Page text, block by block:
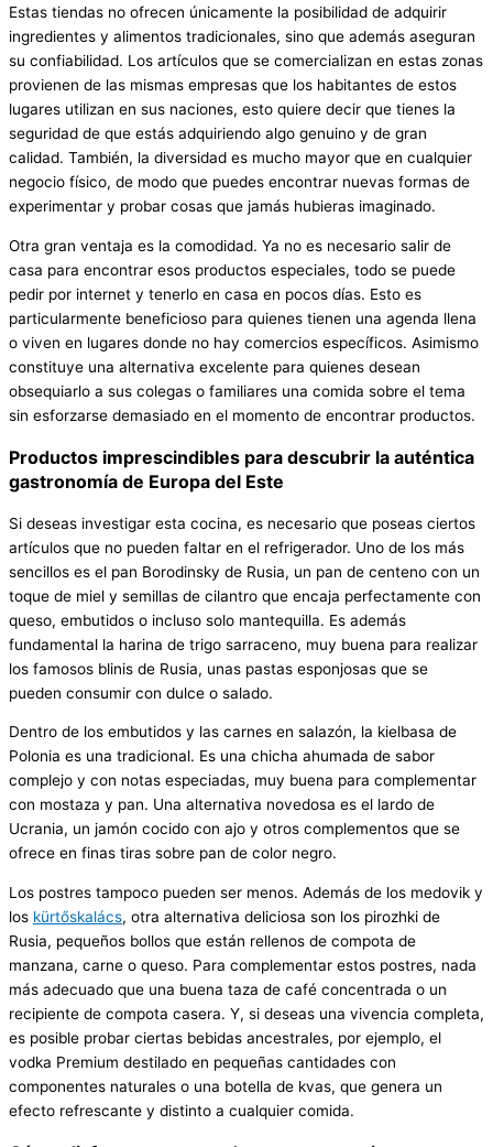
Estas tiendas no ofrecen únicamente la posibilidad de adquirir
ingredientes y alimentos tradicionales, sino que además aseguran
su confiabilidad. Los artículos que se comercializan en estas zonas
provienen de las mismas empresas que los habitantes de estos
lugares utilizan en sus naciones, esto quiere decir que tienes la
seguridad de que estás adquiriendo algo genuino y de gran
calidad. También, la diversidad es mucho mayor que en cualquier
negocio físico, de modo que puedes encontrar nuevas formas de
experimentar y probar cosas que jamás hubieras imaginado.
Otra gran ventaja es la comodidad. Ya no es necesario salir de
casa para encontrar esos productos especiales, todo se puede
pedir por internet y tenerlo en casa en pocos días. Esto es
particularmente beneficioso para quienes tienen una agenda llena
o viven en lugares donde no hay comercios específicos. Asimismo
constituye una alternativa excelente para quienes desean
obsequiarlo a sus colegas o familiares una comida sobre el tema
sin esforzarse demasiado en el momento de encontrar productos.
Productos imprescindibles para descubrir la auténtica
gastronomía de Europa del Este
Si deseas investigar esta cocina, es necesario que poseas ciertos
artículos que no pueden faltar en el refrigerador. Uno de los más
sencillos es el pan Borodinsky de Rusia, un pan de centeno con un
toque de miel y semillas de cilantro que encaja perfectamente con
queso, embutidos o incluso solo mantequilla. Es además
fundamental la harina de trigo sarraceno, muy buena para realizar
los famosos blinis de Rusia, unas pastas esponjosas que se
pueden consumir con dulce o salado.
Dentro de los embutidos y las carnes en salazón, la kielbasa de
Polonia es una tradicional. Es una chicha ahumada de sabor
complejo y con notas especiadas, muy buena para complementar
con mostaza y pan. Una alternativa novedosa es el lardo de
Ucrania, un jamón cocido con ajo y otros complementos que se
ofrece en finas tiras sobre pan de color negro.
Los postres tampoco pueden ser menos. Además de los medovik y
los kürtőskalács, otra alternativa deliciosa son los pirozhki de
Rusia, pequeños bollos que están rellenos de compota de
manzana, carne o queso. Para complementar estos postres, nada
más adecuado que una buena taza de café concentrada o un
recipiente de compota casera. Y, si deseas una vivencia completa,
es posible probar ciertas bebidas ancestrales, por ejemplo, el
vodka Premium destilado en pequeñas cantidades con
componentes naturales o una botella de kvas, que genera un
efecto refrescante y distinto a cualquier comida.